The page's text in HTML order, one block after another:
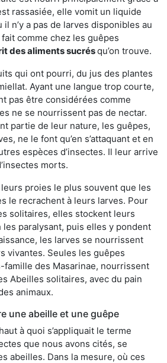
rassasiée, elle vomit un liquide
il n’y a pas de larves disponibles au
comme chez les guêpes
des aliments sucrésqu’on trouve.
qui ont pourri, du jus des plantes
Ayant une langue trop courte,
pas être considérées comme
ne se nourrissent pas de nectar.
partie de leur nature, les guêpes,
ne le font qu’en s’attaquant et en
espèces d’insectes. Il leur arrive
morts.
proies le plus souvent que les
le recrachent à leurs larves. Pour
solitaires, elles stockent leurs
les paralysant, puis elles y pondent
les larves se nourrissent
vivantes. Seules les guêpes
famille des Masarinae, nourrissent
Abeilles solitaires, avec du pain
animaux.
une abeille et une guêpe
à quoi s’appliquait le terme
que nous avons cités, se
abeilles. Dans la mesure, où ces